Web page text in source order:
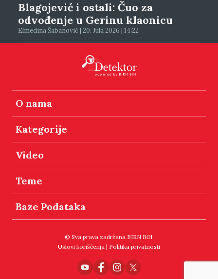
Blagojević i ostali: Čuo za
odvođenje u Gerinu klaonicu
Elmedina Šabanović | 20. Jula 2026 | 14:22
O nama
Kategorije
Video
Teme
Baze Podataka
© Sva prava zadržana BIRN BiH.
Uslovi korišćenja | Politika privatnosti